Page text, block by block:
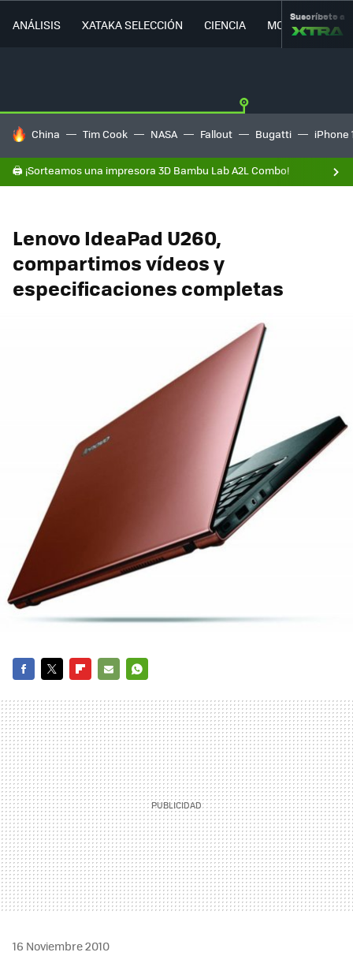
ANÁLISIS XATAKA SELECCIÓN CIENCIA MOVILIDAD
Suscríbete a
HOY SE HABLA DE
China Tim Cook NASA Fallout Bugatti iPhone
🖨️ ¡Sorteamos una impresora 3D Bambu Lab A2L Combo!
Lenovo IdeaPad U260,
compartimos vídeos y
especificaciones completas
MAIL
16 Noviembre 2010